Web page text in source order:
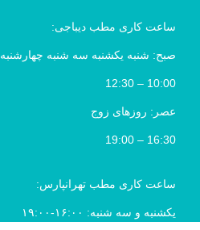
ساعت کاری مطب دیباجی:
صبح: شنبه یکشنبه سه شنبه چهارشنبه
10:00 – 12:30
عصر: روزهای زوج
16:30 – 19:00
ساعت کاری مطب تهرانپارس:
یکشنبه و سه شنبه: ۱۶:۰۰-۱۹:۰۰